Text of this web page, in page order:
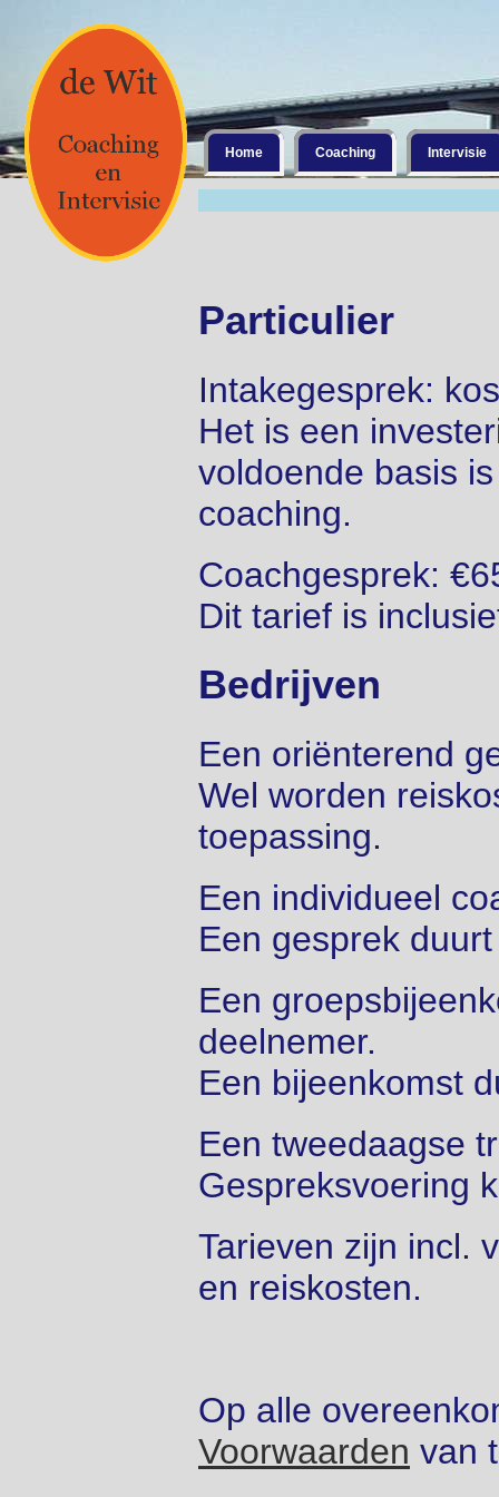
Home Coaching Intervisie
Particulier
Intakegesprek:
Het is een
voldoende basis
coaching.
Coachgesprek:
Dit tarief is
Bedrijven
Een oriënterend
Wel worden
toepassing.
Een individueel
Een gesprek
Een
deelnemer.
Een bijeenkomst
Een tweedaagse
Gespreksvoering
Tarieven zijn incl.
en reiskosten.
Op alle
Voorwaarden van